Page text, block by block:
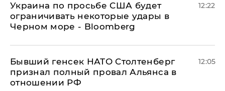
Украина по просьбе США будет
ограничивать некоторые удары в
Черном море - Bloomberg
12:22
Бывший генсек НАТО Столтенберг
признал полный провал Альянса в
отношении РФ
12:05